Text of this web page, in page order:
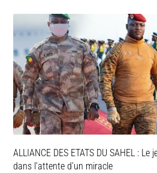
ALLIANCE DES ETATS DU SAHEL :
dans l’attente d’un miracle